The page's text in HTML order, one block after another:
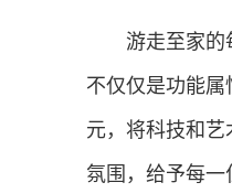
游走至家的每
不仅仅是功能
元，将科技和
氛围，给予每